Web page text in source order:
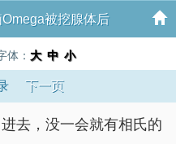
被挖腺体后
： 大 中 小
下一页
去，没一会就有相氏的